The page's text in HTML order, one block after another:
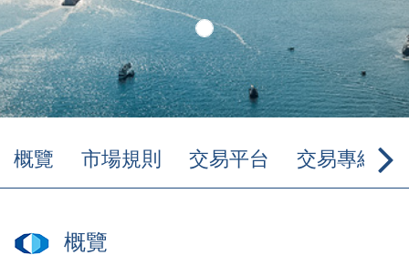
概覽 市場規則 交易平台 交易專線
概覽